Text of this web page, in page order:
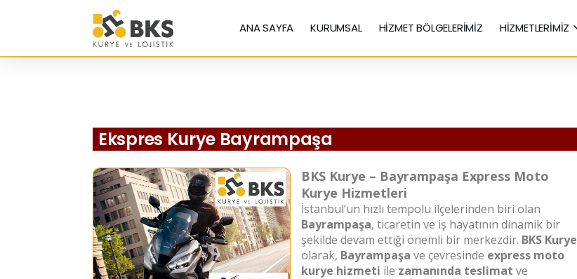
ANA SAYFA KURUMSAL HİZMET BÖLGELERİMİZ HİZMETLERİMİZ
Ekspres Kurye Bayrampaşa
BKS Kurye – Bayrampaşa Express Moto
Kurye Hizmetleri
İstanbul’un hızlı tempolu ilçelerinden biri olan
Bayrampaşa, ticaretin ve iş hayatının dinamik bir
şekilde devam ettiği önemli bir merkezdir. BKS Kurye
olarak, Bayrampaşa ve çevresinde express moto
kurye hizmeti ile zamanında teslimat ve